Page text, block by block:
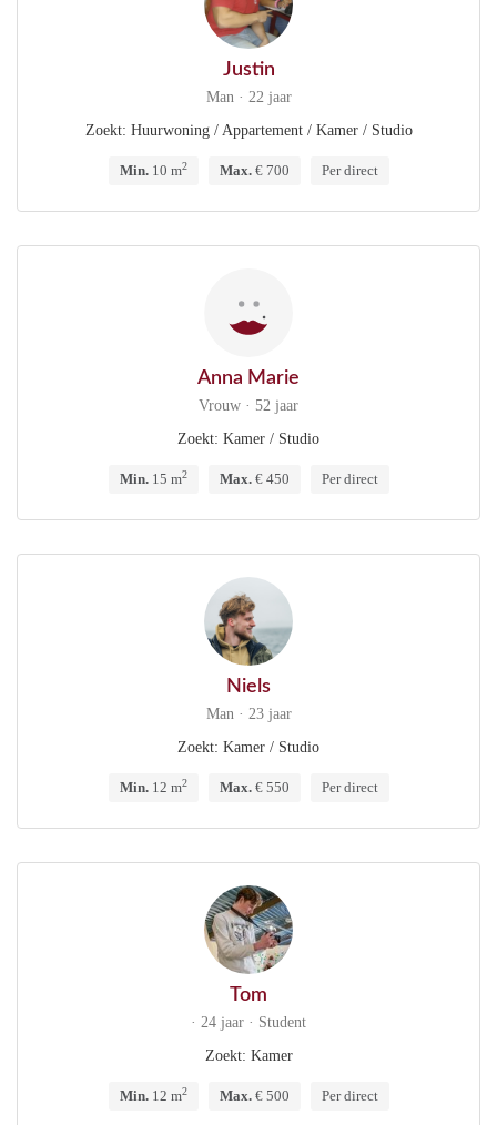
Justin
Man · 22 jaar
Zoekt: Huurwoning / Appartement / Kamer / Studio
Min.10 m2 Max.€ 700 Per direct
Anna Marie
Vrouw · 52 jaar
Zoekt: Kamer / Studio
Min.15 m2 Max.€ 450 Per direct
Niels
Man · 23 jaar
Zoekt: Kamer / Studio
Min.12 m2 Max.€ 550 Per direct
Tom
· 24 jaar · Student
Zoekt: Kamer
Min.12 m2 Max.€ 500 Per direct